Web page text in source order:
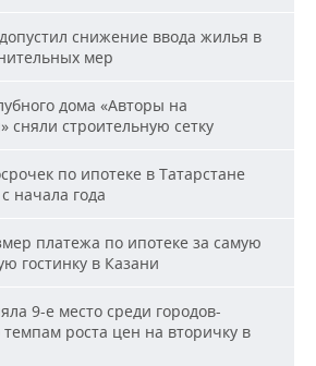
снижение ввода жилья в
мер
дома «Авторы на
сняли строительную сетку
по ипотеке в Татарстане
начала года
платежа по ипотеке за самую
гостинку в Казани
9-е место среди городов-
роста цен на вторичку в